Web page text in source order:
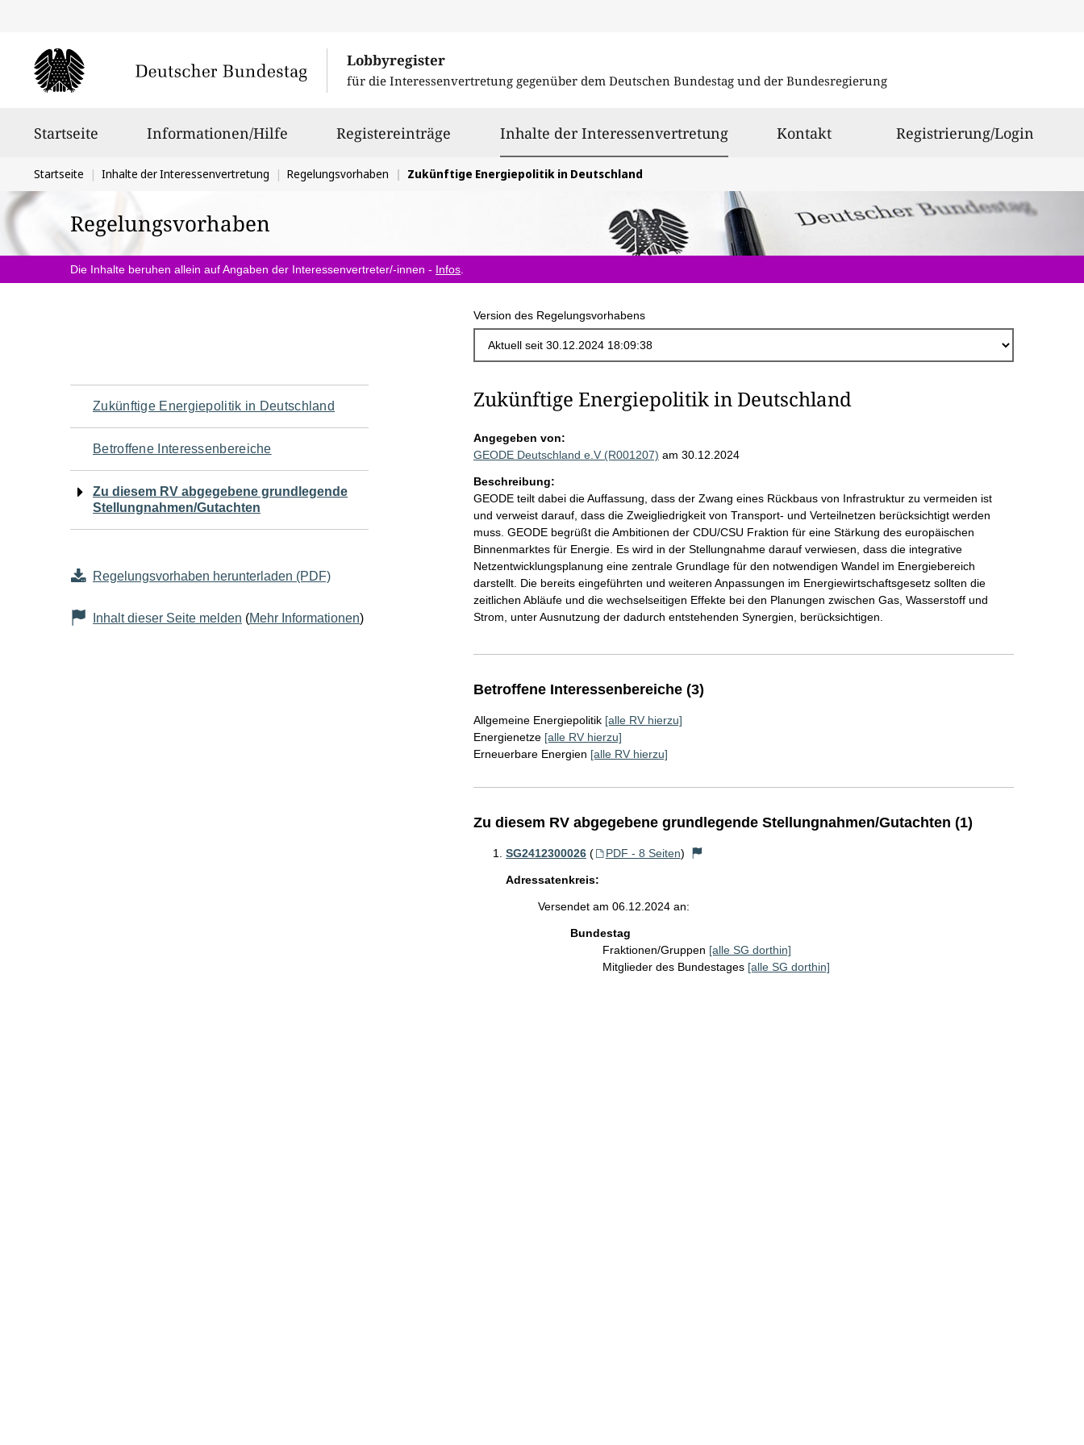
Lobbyregister
für die Interessenvertretung gegenüber dem Deutschen Bundestag und der Bundesregierung
Startseite Informationen/Hilfe Registereinträge Inhalte der Interessenvertretungausgewählt
Kontakt Registrierung/Login
Sie
befinden
sich
hier:
Startseite Inhalte der Interessenvertretung Regelungsvorhaben Zukünftige Energiepolitik in Deutschland
Regelungsvorhaben
Die Inhalte beruhen allein auf Angaben der Interessenvertreter/-innen - Infos
Version des Regelungsvorhabens
Navigation
für
den
Seiteninhalt
Zukünftige Energiepolitik in Deutschland
Betroffene Interessenbereiche
Zu diesem RV abgegebene grundlegende
Stellungnahmen/Gutachten
Regelungsvorhaben herunterladen (PDF)
Inhalt dieser Seite melden (Mehr Informationen)
Zukünftige Energiepolitik in Deutschland
Angegeben von:
GEODE Deutschland e.V (R001207) am 30.12.2024
Beschreibung:
GEODE teilt dabei die Auffassung, dass der Zwang eines Rückbaus von Infrastruktur zu vermeiden ist
und verweist darauf, dass die Zweigliedrigkeit von Transport- und Verteilnetzen berücksichtigt werden
muss. GEODE begrüßt die Ambitionen der CDU/CSU Fraktion für eine Stärkung des europäischen
Binnenmarktes für Energie. Es wird in der Stellungnahme darauf verwiesen, dass die integrative
Netzentwicklungsplanung eine zentrale Grundlage für den notwendigen Wandel im Energiebereich
darstellt. Die bereits eingeführten und weiteren Anpassungen im Energiewirtschaftsgesetz sollten die
zeitlichen Abläufe und die wechselseitigen Effekte bei den Planungen zwischen Gas, Wasserstoff und
Strom, unter Ausnutzung der dadurch entstehenden Synergien, berücksichtigen.
Betroffene Interessenbereiche (3)
Allgemeine Energiepolitik [alle RV hierzu]
Energienetze [alle RV hierzu]
Erneuerbare Energien [alle RV hierzu]
Zu diesem RV abgegebene grundlegende Stellungnahmen/Gutachten (1)
SG2412300026 ( PDF - 8 Seiten)
Adressatenkreis:
Versendet am 06.12.2024 an:
Bundestag
Fraktionen/Gruppen [alle SG dorthin]
Mitglieder des Bundestages [alle SG dorthin]